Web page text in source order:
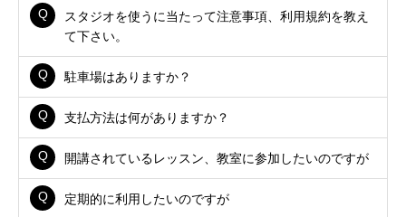
スタジオを使うに当たって注意事項、利用規約を教え
て下さい。
駐車場はありますか？
支払方法は何がありますか？
開講されているレッスン、教室に参加したいのですが
定期的に利用したいのですが